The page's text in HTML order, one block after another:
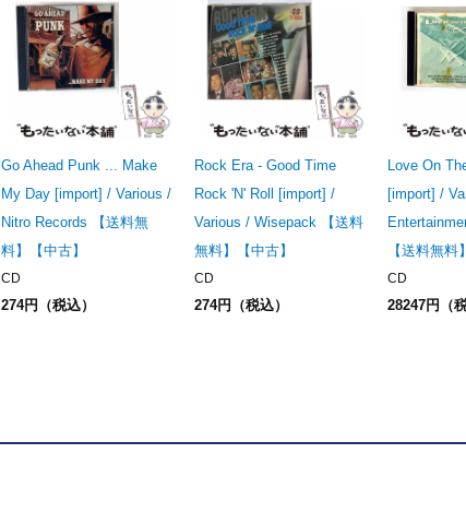
Go Ahead Punk ... Make
My Day [import] / Various /
Nitro Records 【送料無
料】【中古】
CD
274円（税込）
Rock Era - Good Time
Rock 'N' Roll [import] /
Various / Wisepack 【送料
無料】【中古】
CD
274円（税込）
Love On
[import] /
【送料無料
CD
28247円（税